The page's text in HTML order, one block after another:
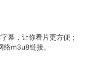
幕，让你看片更方便；
m3u8链接。